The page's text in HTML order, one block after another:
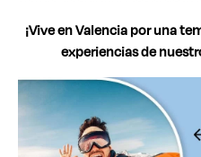
¡Vive en Valencia por una
experiencias de